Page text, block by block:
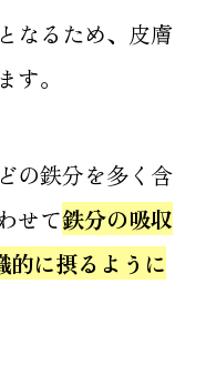
なるため、皮膚
。
の鉄分を多く含
せて鉄分の吸収
的に摂るように